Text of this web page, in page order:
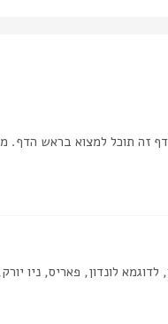
זה תוכל למצוא בראש הדף.
לונדון, פאריס, ניו